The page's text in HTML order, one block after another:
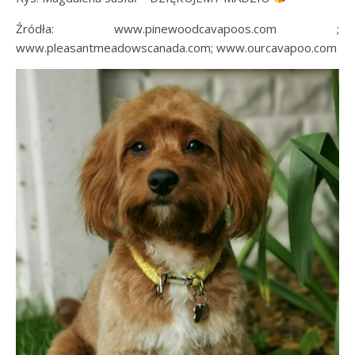
Źródła: www.pinewoodcavapoos.com ;
www.pleasantmeadowscanada.com; www.ourcavapoo.com